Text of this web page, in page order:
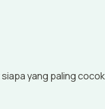
yang paling